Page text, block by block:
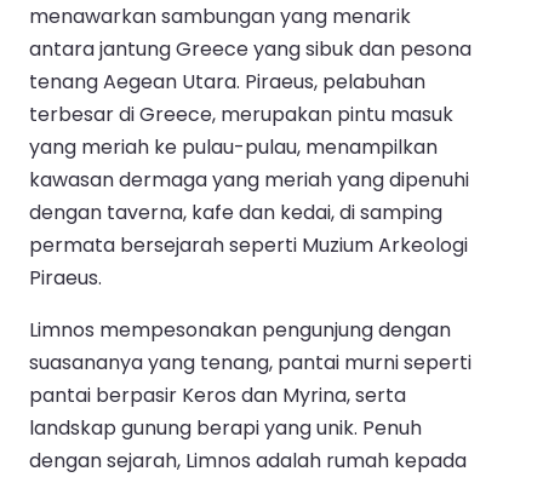
menawarkan sambungan yang menarik
antara jantung Greece yang sibuk dan pesona
tenang Aegean Utara. Piraeus, pelabuhan
terbesar di Greece, merupakan pintu masuk
yang meriah ke pulau-pulau, menampilkan
kawasan dermaga yang meriah yang dipenuhi
dengan taverna, kafe dan kedai, di samping
permata bersejarah seperti Muzium Arkeologi
Piraeus.
Limnos mempesonakan pengunjung dengan
suasananya yang tenang, pantai murni seperti
pantai berpasir Keros dan Myrina, serta
landskap gunung berapi yang unik. Penuh
dengan sejarah, Limnos adalah rumah kepada